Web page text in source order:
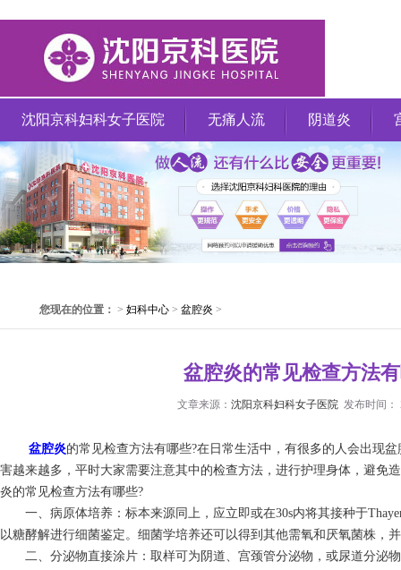
沈阳京科妇科女子医院 无痛人流 阴道炎
您现在的位置： > 妇科中心 > 盆腔炎 >
盆腔炎的常见检查方法
文章来源： 沈阳京科妇科女子医院发布时间：
盆腔炎的常见检查方法有哪些?在日常生活中，有很多的人会出现
害越来越多，平时大家需要注意其中的检查方法，进行护理身体，避免
炎的常见检查方法有哪些?
一、病原体培养：标本来源同上，应立即或在30s内将其接种于
以糖酵解进行细菌鉴定。细菌学培养还可以得到其他需氧和厌氧菌株，
二、分泌物直接涂片：取样可为阴道、宫颈管分泌物，或尿道分泌